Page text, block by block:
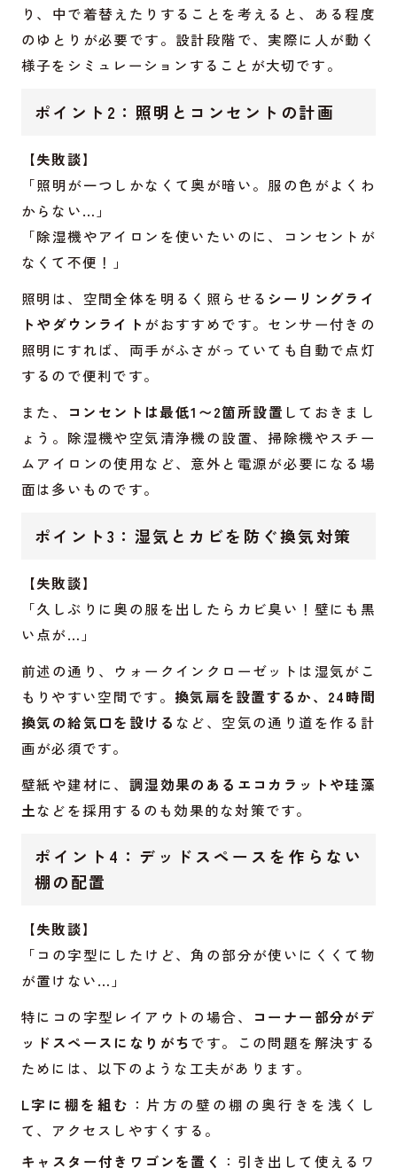
り、中で着替えたりすることを考えると、ある程度
のゆとりが必要です。設計段階で、実際に人が動く
様子をシミュレーションすることが大切です。
ポイント2：照明とコンセントの計画
【失敗談】
「照明が一つしかなくて奥が暗い。服の色がよくわ
からない…」
「除湿機やアイロンを使いたいのに、コンセントが
なくて不便！」
照明は、空間全体を明るく照らせる シーリングライ
トやダウンライト がおすすめです。センサー付きの
照明にすれば、両手がふさがっていても自動で点灯
するので便利です。
また、
コンセントは最低1〜2箇所設置 しておきまし
ょう。除湿機や空気清浄機の設置、掃除機やスチー
ムアイロンの使用など、意外と電源が必要になる場
面は多いものです。
ポイント3：湿気とカビを防ぐ換気対策
【失敗談】
「久しぶりに奥の服を出したらカビ臭い！壁にも黒
い点が…」
前述の通り、ウォークインクローゼットは湿気がこ
もりやすい空間です。 換気扇を設置するか、24時間
換気の給気口を設ける など、空気の通り道を作る計
画が必須です。
壁紙や建材に、 調湿効果のあるエコカラットや珪藻
土 などを採用するのも効果的な対策です。
ポイント4：デッドスペースを作らない
棚の配置
【失敗談】
「コの字型にしたけど、角の部分が使いにくくて物
が置けない…」
特にコの字型レイアウトの場合、
コーナー部分がデ
ッドスペースになりがちです。この問題を解決する
ためには、以下のような工夫があります。
L字に棚を組む ：片方の壁の棚の奥行きを浅くし
て、アクセスしやすくする。
キャスター付きワゴンを置く ：引き出して使えるワ